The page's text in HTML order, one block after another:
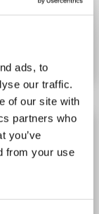
ads, to
our traffic.
of our site with
partners who
you’ve
from your use